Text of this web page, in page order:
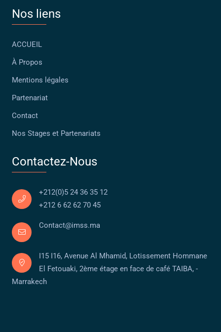
Nos liens
ACCUEIL
À Propos
Mentions légales
Partenariat
Contact
Nos Stages et Partenariats
Contactez-Nous
+212(0)5 24 36 35 12
+212 6 62 62 70 45
Contact@imss.ma
I15 I16, Avenue Al Mhamid, Lotissement Hommane
El Fetouaki, 2ème étage en face de café TAIBA, -
Marrakech